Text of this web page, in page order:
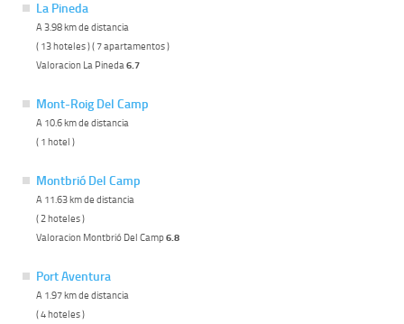
La Pineda
A 3.98 km de distancia
( 13 hoteles ) ( 7 apartamentos )
Valoracion La Pineda 6.7
Mont-Roig Del Camp
A 10.6 km de distancia
( 1 hotel )
Montbrió Del Camp
A 11.63 km de distancia
( 2 hoteles )
Valoracion Montbrió Del Camp6.8
Port Aventura
A 1.97 km de distancia
( 4 hoteles )